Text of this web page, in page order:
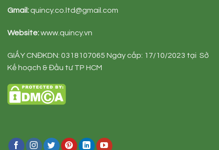
Gmail: quincy.co.ltd@gmail.com
Website:www.quincy.vn
GIẤY CNĐKDN: 0318107065 Ngày cấp: 17/10/2023 tại Sở
Kế hoạch & Đầu tư TP HCM